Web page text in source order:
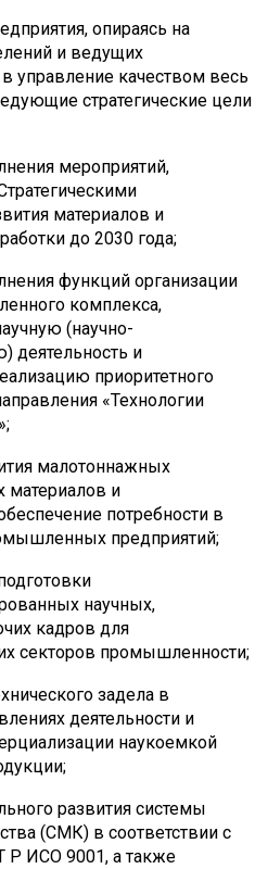
опираясь на
и ведущих
управление качеством весь
стратегические цели
мероприятий,
материалов и
до 2030 года;
функций организации
комплекса,
(научно-
деятельность и
приоритетного
«Технологии
малотоннажных
материалов и
потребности в
предприятий;
научных,
кадров для
секторов промышленности;
задела в
деятельности и
наукоемкой
развития системы
(СМК) в соответствии с
Р ИСО 9001, а также